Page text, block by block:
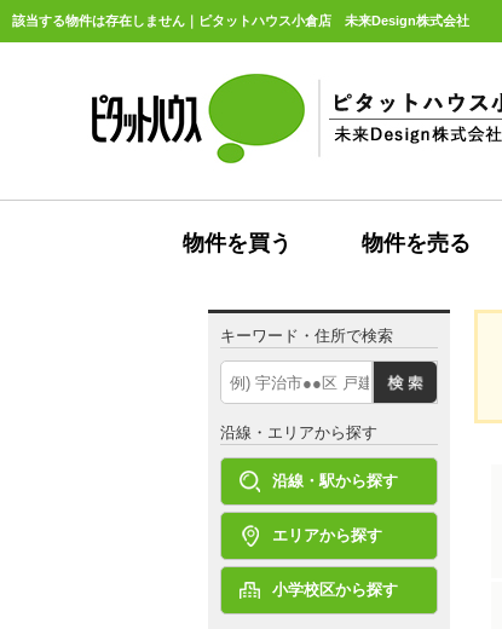
該当する物件は存在しません｜ピタットハウス小倉店 未来Design株式会社
物件を買う 物件を売る
キーワード・住所で検索
沿線・エリアから探す
沿線・駅から探す
エリアから探す
小学校区から探す